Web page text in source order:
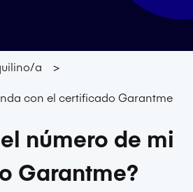
a
con el certificado Garantme
número de mi
Garantme?